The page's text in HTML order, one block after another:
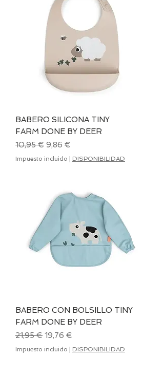
BABERO SILICONA TINY
FARM DONE BY DEER
Precio
10,95 € Precio de oferta
9,86 €
Impuesto incluido DISPONIBILIDAD
BABERO CON BOLSILLO TINY
FARM DONE BY DEER
Precio
21,95 € Precio de oferta
19,76 €
Impuesto incluido DISPONIBILIDAD